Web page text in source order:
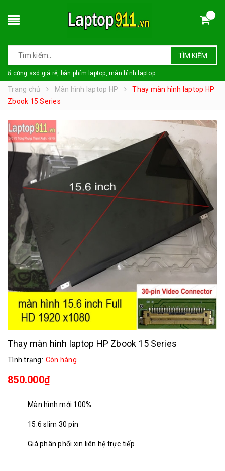
TÌM KIẾM
ổ cứng ssd giá rẻ, bàn phím laptop, màn hình laptop
Trang chủ Màn hình laptop HP
Thay màn hình laptop HP
Zbook 15 Series
Thay màn hình laptop HP Zbook 15 Series
Tình trạng: Còn hàng
850.000₫
Màn hình mới 100%
15.6 slim 30 pin
Giá phân phối xin liên hệ trực tiếp